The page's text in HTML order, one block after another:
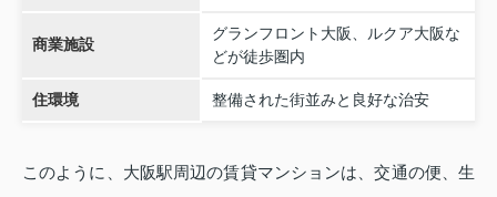
商業施設
グランフロント大阪、ルクア大阪な
どが徒歩圏内
住環境 整備された街並みと良好な治安
このように、大阪駅周辺の賃貸マンションは、交通の便、生